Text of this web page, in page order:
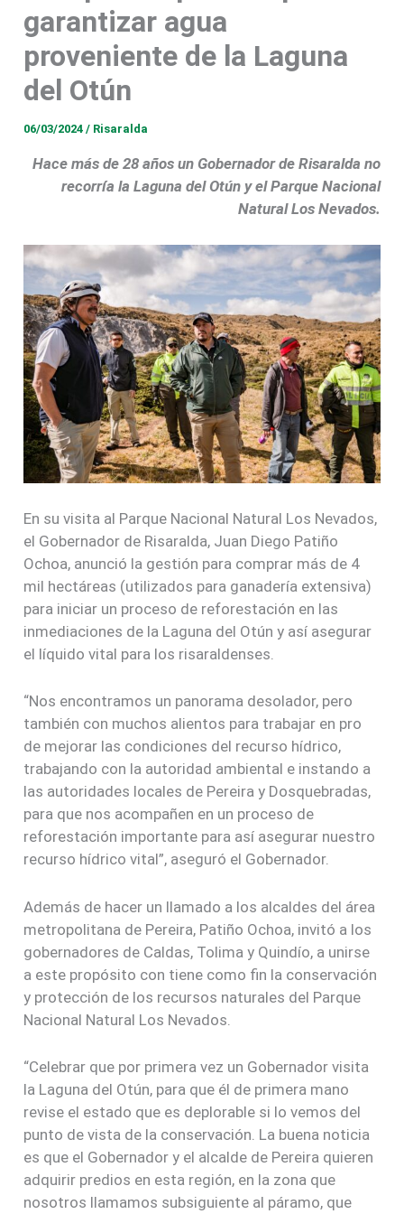
garantizar agua
proveniente de la Laguna
del Otún
06/03/2024/ Risaralda
Hace más de 28 años un Gobernador de Risaralda no
recorría la Laguna del Otún y el Parque Nacional
Natural Los Nevados.
En su visita al Parque Nacional Natural Los Nevados,
el Gobernador de Risaralda, Juan Diego Patiño
Ochoa, anunció la gestión para comprar más de 4
mil hectáreas (utilizados para ganadería extensiva)
para iniciar un proceso de reforestación en las
inmediaciones de la Laguna del Otún y así asegurar
el líquido vital para los risaraldenses.
“Nos encontramos un panorama desolador, pero
también con muchos alientos para trabajar en pro
de mejorar las condiciones del recurso hídrico,
trabajando con la autoridad ambiental e instando a
las autoridades locales de Pereira y Dosquebradas,
para que nos acompañen en un proceso de
reforestación importante para así asegurar nuestro
recurso hídrico vital”, aseguró el Gobernador.
Además de hacer un llamado a los alcaldes del área
metropolitana de Pereira, Patiño Ochoa, invitó a los
gobernadores de Caldas, Tolima y Quindío, a unirse
a este propósito con tiene como fin la conservación
y protección de los recursos naturales del Parque
Nacional Natural Los Nevados.
“Celebrar que por primera vez un Gobernador visita
la Laguna del Otún, para que él de primera mano
revise el estado que es deplorable si lo vemos del
punto de vista de la conservación. La buena noticia
es que el Gobernador y el alcalde de Pereira quieren
adquirir predios en esta región, en la zona que
nosotros llamamos subsiguiente al páramo, que